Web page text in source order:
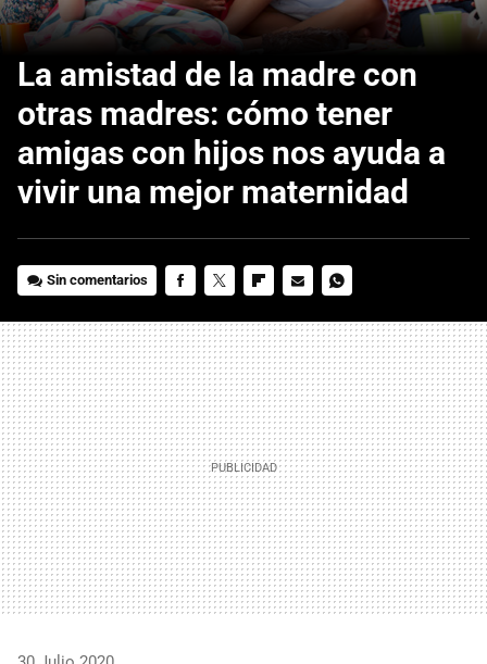
La amistad de la madre con
otras madres: cómo tener
amigas con hijos nos ayuda a
vivir una mejor maternidad
Sin comentarios
MAIL